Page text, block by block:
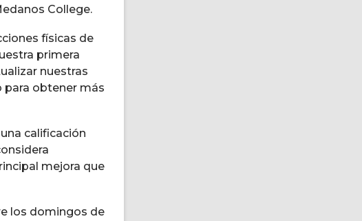
College.
físicas de
primera
nuestras
para obtener más
calificación
mejora que
los domingos de